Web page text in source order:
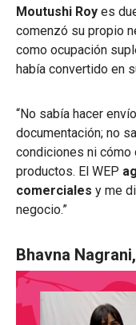
Moutushi Roy es
comenzó su propio
como ocupación
había convertido en
“No sabía hacer
documentación; no
condiciones ni cómo
productos. El WEP
comerciales y me
negocio.”
Bhavna